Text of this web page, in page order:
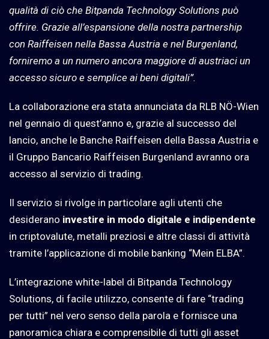
qualità di ciò che Bitpanda Technology Solutions può
offrire. Grazie all’espansione della nostra partnership
con Raiffeisen nella Bassa Austria e nel Burgenland,
forniremo a un numero ancora maggiore di austriaci un
accesso sicuro e semplice ai beni digitali”.
​​La collaborazione era stata annunciata da RLB NÖ-Wien
nel gennaio di quest’anno e, grazie al successo del
lancio, anche le Banche Raiffeisen della Bassa Austria e
il Gruppo Bancario Raiffeisen Burgenland avranno ora
accesso al servizio di trading.
Il servizio si rivolge in particolare agli utenti che
desiderano investire in modo digitale e indipendente
in criptovalute, metalli preziosi e altre classi di attività
tramite l’applicazione di mobile banking “Mein ELBA”.
L’integrazione white-label di Bitpanda Technology
Solutions, di facile utilizzo, consente di fare “trading
per tutti” nel vero senso della parola e fornisce una
panoramica chiara e comprensibile di tutti gli asset